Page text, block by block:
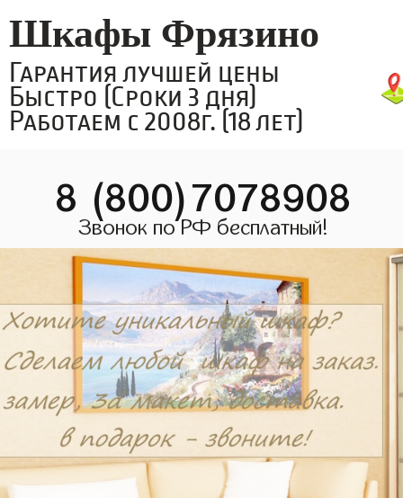
Шкафы Фрязино
Гарантия лучшей цены
Быстро (Сроки 3 дня)
Работаем с 2008г. (18 лет)
8 (800)7078908
Звонок по РФ бесплатный!